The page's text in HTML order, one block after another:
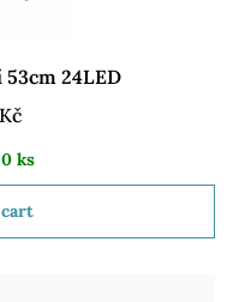
24LED
Kč
ks